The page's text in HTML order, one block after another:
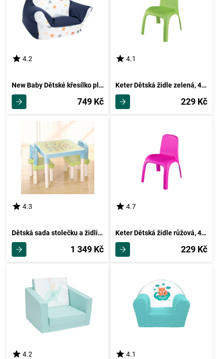
4.2
New Baby Dětské křesílko plněné kuličkami, modrá
749 Kč
4.1
Keter Dětská židle zelená, 43 x 39 x 53 cm
229 Kč
4.3
Dětská sada stolečku a židliček Balto 3 ks, modrá
1 349 Kč
4.7
Keter Dětská židle růžová, 43 x 39 x 53 cm
229 Kč
4.2 4.1